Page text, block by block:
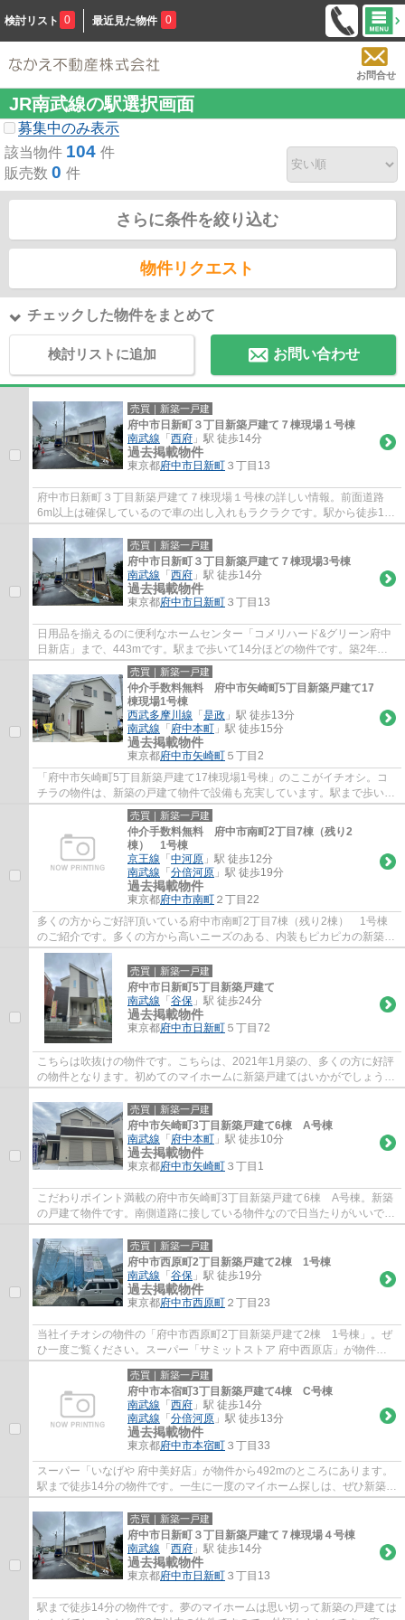
検討リスト 0 最近見た物件 0
お問合せ
JR南武線の駅選択画面
募集中のみ表示
該当物件 104 件
販売数 0 件
さらに条件を絞り込む
物件リクエスト
チェックした物件をまとめて
検討リストに追加 お問い合わせ
売買｜新築一戸建
府中市日新町３丁目新築戸建て７棟現場１号棟
南武線 「 西府 」駅 徒歩14分
過去掲載物件
東京都府中市日新町 ３丁目13
府中市日新町３丁目新築戸建て７棟現場１号棟の詳しい情報。前面道路
6m以上は確保しているので車の出し入れもラクラクです。駅から徒歩14
分の物件です。築2年以内の物件ですので、外観...
売買｜新築一戸建
府中市日新町３丁目新築戸建て７棟現場3号棟
南武線 「 西府 」駅 徒歩14分
過去掲載物件
東京都府中市日新町 ３丁目13
日用品を揃えるのに便利なホームセンター「コメリハード&グリーン府中
日新店」まで、443mです。駅まで歩いて14分ほどの物件です。築2年以
内の物件ですので、外観もキレイです。新...
売買｜新築一戸建
仲介手数料無料 府中市矢崎町5丁目新築戸建て17
棟現場1号棟
西武多摩川線 「 是政 」駅 徒歩13分
南武線 「 府中本町 」駅 徒歩15分
過去掲載物件
東京都府中市矢崎町 ５丁目2
「府中市矢崎町5丁目新築戸建て17棟現場1号棟」のここがイチオシ。コ
チラの物件は、新築の戸建て物件で設備も充実しています。駅まで歩いて
行くことのできる、駅徒歩13分の物件です。...
売買｜新築一戸建
仲介手数料無料 府中市南町2丁目7棟（残り2
棟） 1号棟
京王線 「 中河原 」駅 徒歩12分
南武線 「 分倍河原 」駅 徒歩19分
過去掲載物件
東京都府中市南町 ２丁目22
多くの方からご好評頂いている府中市南町2丁目7棟（残り2棟） 1号棟
のご紹介です。多くの方から高いニーズのある、内装もピカピカの新築戸
建ての物件です。快適な室内環境のある、令...
売買｜新築一戸建
府中市日新町5丁目新築戸建て
南武線 「 谷保 」駅 徒歩24分
過去掲載物件
東京都府中市日新町 ５丁目72
こちらは吹抜けの物件です。こちらは、2021年1月築の、多くの方に好評
の物件となります。初めてのマイホームに新築戸建てはいかがでしょう
か。きれい好きな方に一押しなピカピカの新築...
売買｜新築一戸建
府中市矢崎町3丁目新築戸建て6棟 A号棟
南武線 「 府中本町 」駅 徒歩10分
過去掲載物件
東京都府中市矢崎町 ３丁目1
こだわりポイント満載の府中市矢崎町3丁目新築戸建て6棟 A号棟。新築
の戸建て物件です。南側道路に接している物件なので日当たりがいいで
す。駅から徒歩10分の場所に位置する物件です...
売買｜新築一戸建
府中市西原町2丁目新築戸建て2棟 1号棟
南武線 「 谷保 」駅 徒歩19分
過去掲載物件
東京都府中市西原町 ２丁目23
当社イチオシの物件の「府中市西原町2丁目新築戸建て2棟 1号棟」。ぜ
ひ一度ご覧ください。スーパー「サミットストア 府中西原店」が物件か
ら462mのところにあります。新築戸建て物件...
売買｜新築一戸建
府中市本宿町3丁目新築戸建て4棟 C号棟
南武線 「 西府 」駅 徒歩14分
南武線 「 分倍河原 」駅 徒歩13分
過去掲載物件
東京都府中市本宿町 ３丁目33
スーパー「いなげや 府中美好店」が物件から492mのところにあります。
駅まで徒歩14分の物件です。一生に一度のマイホーム探しは、ぜひ新築戸
建てで。南武線西府近辺で満足のいく一戸建...
売買｜新築一戸建
府中市日新町３丁目新築戸建て７棟現場４号棟
南武線 「 西府 」駅 徒歩14分
過去掲載物件
東京都府中市日新町 ３丁目13
駅まで徒歩14分の物件です。夢のマイホームは思い切って新築の戸建ては